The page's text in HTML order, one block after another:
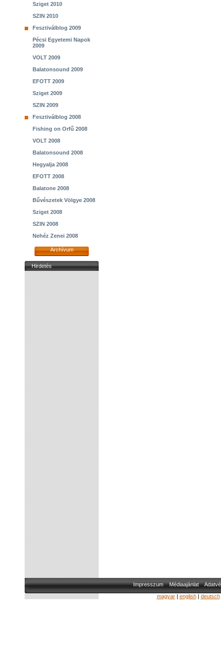
Sziget 2010
SZIN 2010
Fesztiválblog 2009
Pécsi Egyetemi Napok
2009
VOLT 2009
Balatonsound 2009
EFOTT 2009
Sziget 2009
SZIN 2009
Fesztiválblog 2008
Fishing on Orfű 2008
VOLT 2008
Balatonsound 2008
Hegyalja 2008
EFOTT 2008
Balatone 2008
Bűvészetek Völgye 2008
Sziget 2008
SZIN 2008
Nehéz Zenei 2008
Archívum
Hirdetés
Impresszum Médiaajánlat
magyar| english| deutsch